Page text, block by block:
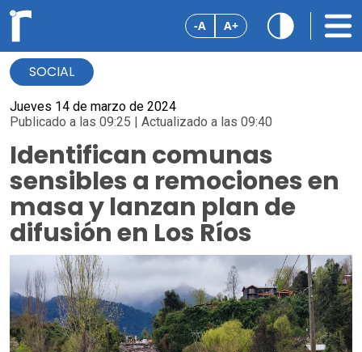
-A A+
SOCIAL
Jueves 14 de marzo de 2024
Publicado a las 09:25 | Actualizado a las 09:40
Identifican comunas
sensibles a remociones en
masa y lanzan plan de
difusión en Los Ríos